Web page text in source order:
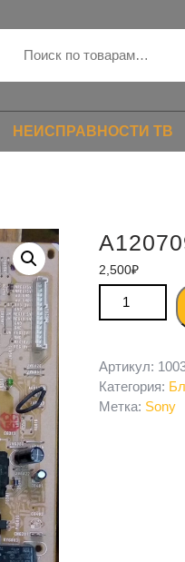
НЕИСПРАВНОСТИ ТВ
2,500₽
Артикул:
Категория:
Метка: Sony